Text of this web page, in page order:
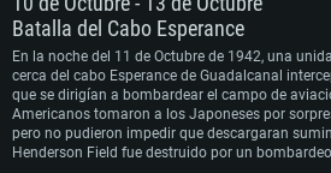
Para Linux
Mínimo
SO: Windows 10 (64 bits)
Procesador: Doble núcleo 2,2 GHz
Memoria: 4 GB
Tarjeta de Video: Tarjeta de vídeo de nivel DirectX
Mínimo
SO: Mac OS Big Sur 11.0 o posterior
Procesador: Core i5, mínimo 2,2 GHz (Intel Xeon
Memoria: 6 GB
Tarjeta de Vídeo: Intel Iris Pro 5200 (Mac), o
Mínimo
SO: La mayoría de las distribuciones Linux
Procesador: Doble núcleo 2.4 GHz
Memoria: 4 GB
Tarjeta de Vídeo: NVIDIA 660 con los últimos
Batalla del Cabo Esperance
En la noche del 11 de Octubre de 1942, una
cerca del cabo Esperance de Guadalcanal
que se dirigían a bombardear el campo de
Americanos tomaron a los Japoneses por
pero no pudieron impedir que descargaran
Henderson Field fue destruido por un